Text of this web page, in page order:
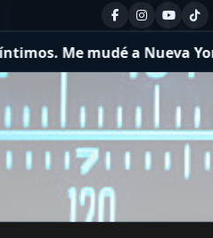
York y descubrí que la